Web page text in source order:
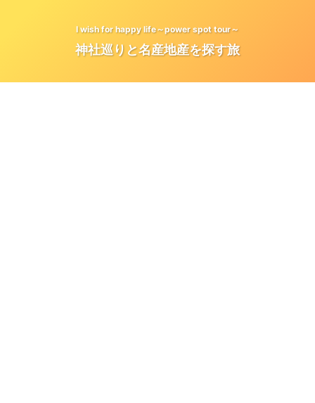
I wish for happy life～power spot tour～
神社巡りと名産地産を探す旅